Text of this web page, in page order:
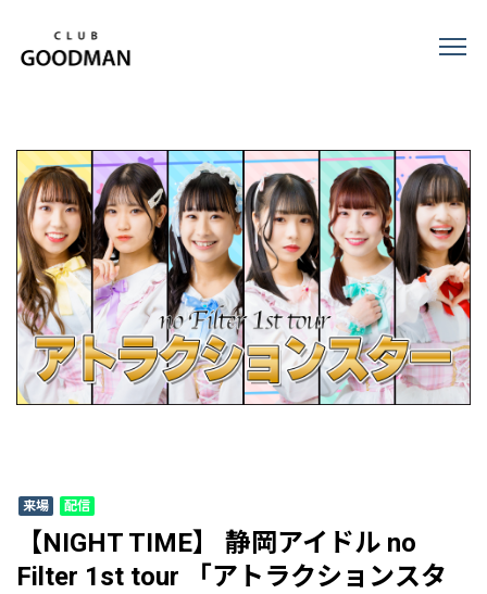
来場 配信
【NIGHT TIME】 静岡アイドル no
Filter 1st tour 「アトラクションスタ